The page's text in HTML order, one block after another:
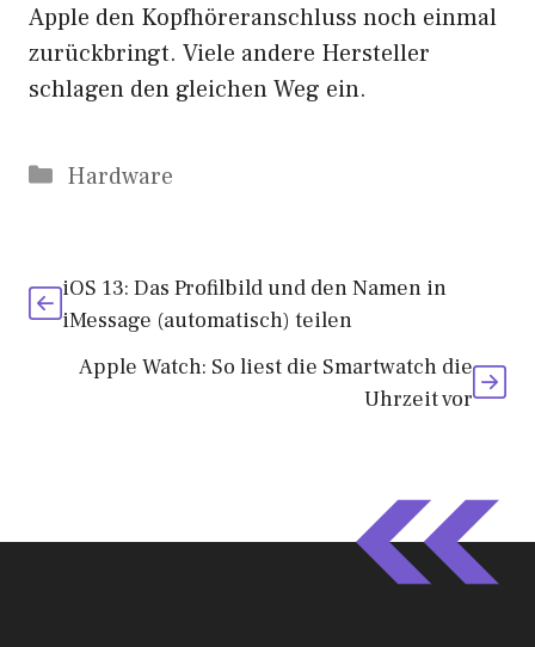
Apple den Kopfhöreranschluss noch einmal
zurückbringt. Viele andere Hersteller
schlagen den gleichen Weg ein.
Kategorien
Hardware
iOS 13: Das Profilbild und den Namen in
iMessage (automatisch) teilen
Apple Watch: So liest die Smartwatch die
Uhrzeit vor